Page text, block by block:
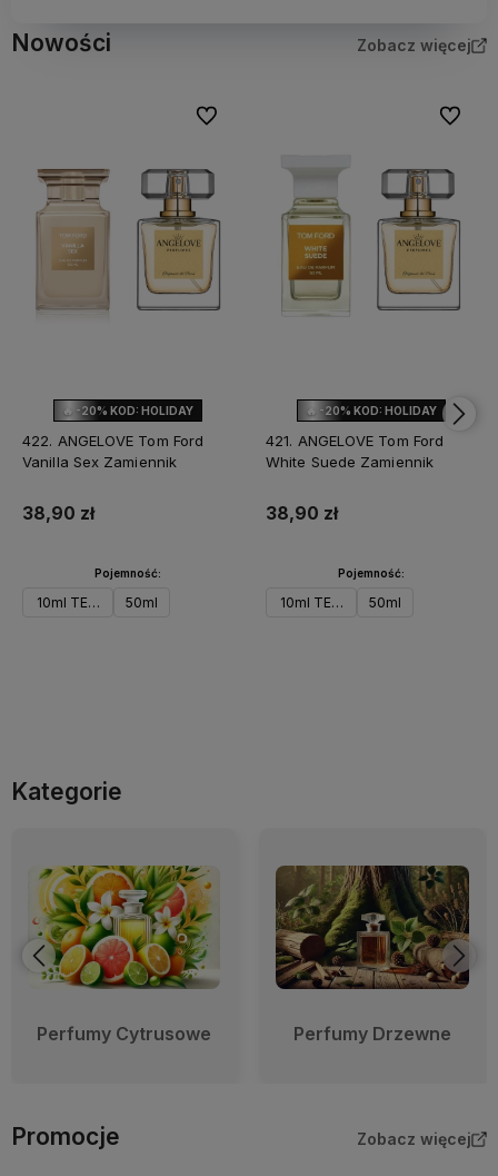
Nowości Zobacz więcej
🔥 -20% KOD: HOLIDAY
422. ANGELOVE Tom Ford
Vanilla Sex Zamiennik
38,90 zł
Pojemność:
10ml TESTER 50ml
Do ulubionych
🔥 -20% KOD: HOLIDAY
421. ANGELOVE Tom Ford
White Suede Zamiennik
38,90 zł
Pojemność:
10ml TESTER 50ml
Do
Kategorie
Perfumy Cytrusowe Perfumy Drzewne
Promocje Zobacz więcej